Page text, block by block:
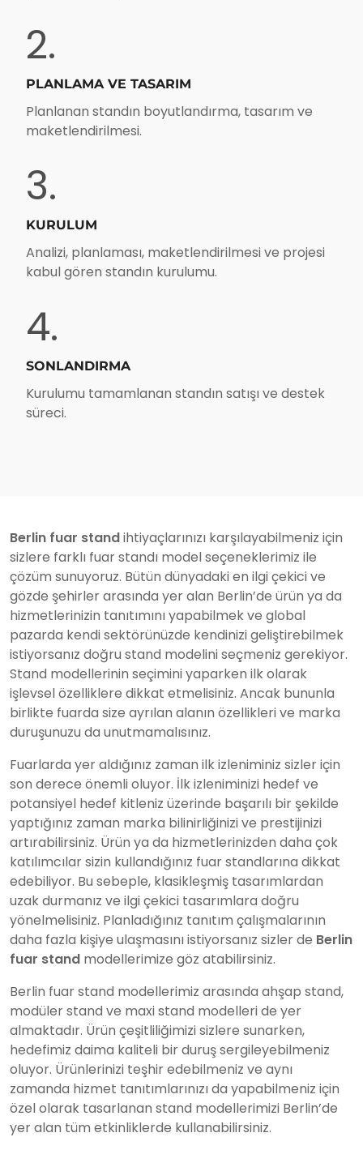
2.
PLANLAMA VE TASARIM
Planlanan standın boyutlandırma, tasarım ve
maketlendirilmesi.
3.
KURULUM
Analizi, planlaması, maketlendirilmesi ve projesi
kabul gören standın kurulumu.
4.
SONLANDIRMA
Kurulumu tamamlanan standın satışı ve destek
süreci.
Berlin fuar standihtiyaçlarınızı karşılayabilmeniz için
sizlere farklı fuar standı model seçeneklerimiz ile
çözüm sunuyoruz. Bütün dünyadaki en ilgi çekici ve
gözde şehirler arasında yer alan Berlin’de ürün ya da
hizmetlerinizin tanıtımını yapabilmek ve global
pazarda kendi sektörünüzde kendinizi geliştirebilmek
istiyorsanız doğru stand modelini seçmeniz gerekiyor.
Stand modellerinin seçimini yaparken ilk olarak
işlevsel özelliklere dikkat etmelisiniz. Ancak bununla
birlikte fuarda size ayrılan alanın özellikleri ve marka
duruşunuzu da unutmamalısınız.
Fuarlarda yer aldığınız zaman ilk izleniminiz sizler için
son derece önemli oluyor. İlk izleniminizi hedef ve
potansiyel hedef kitleniz üzerinde başarılı bir şekilde
yaptığınız zaman marka bilinirliğinizi ve prestijinizi
artırabilirsiniz. Ürün ya da hizmetlerinizden daha çok
katılımcılar sizin kullandığınız fuar standlarına dikkat
edebiliyor. Bu sebeple, klasikleşmiş tasarımlardan
uzak durmanız ve ilgi çekici tasarımlara doğru
yönelmelisiniz. Planladığınız tanıtım çalışmalarının
daha fazla kişiye ulaşmasını istiyorsanız sizler de Berlin
fuar stand modellerimize göz atabilirsiniz.
Berlin fuar stand modellerimiz arasında ahşap stand,
modüler stand ve maxi stand modelleri de yer
almaktadır. Ürün çeşitliliğimizi sizlere sunarken,
hedefimiz daima kaliteli bir duruş sergileyebilmeniz
oluyor. Ürünlerinizi teşhir edebilmeniz ve aynı
zamanda hizmet tanıtımlarınızı da yapabilmeniz için
özel olarak tasarlanan stand modellerimizi Berlin’de
yer alan tüm etkinliklerde kullanabilirsiniz.